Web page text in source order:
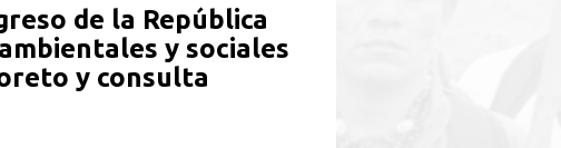
de la República
y sociales
y consulta